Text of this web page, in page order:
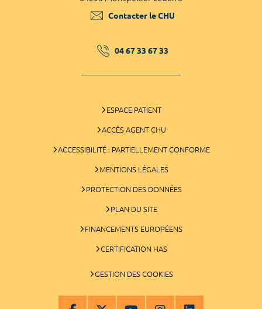
Contacter le CHU
04 67 33 67 33
ESPACE PATIENT
ACCÈS AGENT CHU
ACCESSIBILITÉ : PARTIELLEMENT CONFORME
MENTIONS LÉGALES
PROTECTION DES DONNÉES
PLAN DU SITE
FINANCEMENTS EUROPÉENS
CERTIFICATION HAS
GESTION DES COOKIES